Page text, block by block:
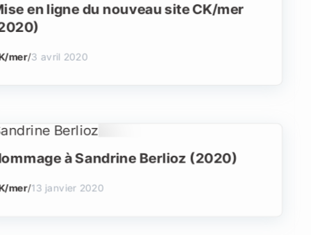
en ligne du nouveau site CK/mer
mer/3 avril 2020
à Sandrine Berlioz (2020)
mer/13 janvier 2020